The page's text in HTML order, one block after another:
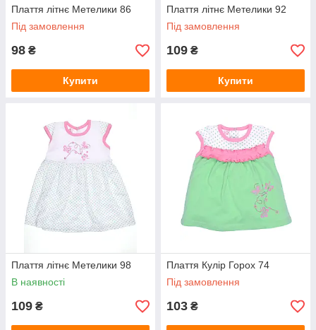
Плаття літнє Метелики 86
Під замовлення
98 ₴
Купити
Плаття літнє Метелики 92
Під замовлення
109 ₴
Купити
Плаття літнє Метелики 98
В наявності
109 ₴
Плаття Кулір Горох 74
Під замовлення
103 ₴